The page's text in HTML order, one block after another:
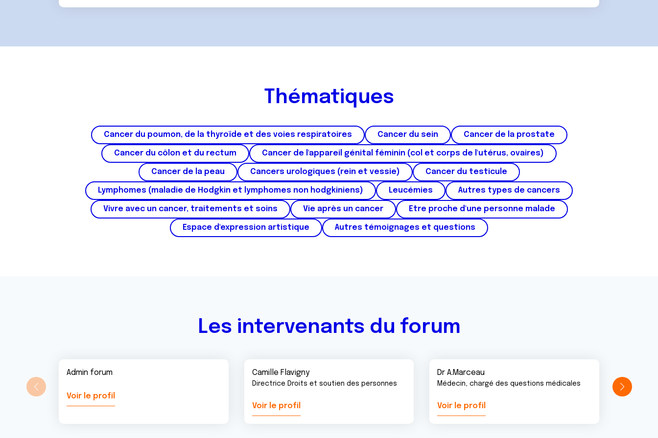
m
Thématiques
Cancer du poumon, de la thyroïde et des voies respiratoires Cancer du sein Cancer de la prostate
Cancer du côlon et du rectum Cancer de l'appareil génital féminin (col et corps de l'utérus, ovaires)
Cancer de la peau Cancers urologiques (rein et vessie) Cancer du testicule
Lymphomes (maladie de Hodgkin et lymphomes non hodgkiniens) Leucémies Autres types de cancers
Vivre avec un cancer, traitements et soins Vie après un cancer Etre proche d'une personne malade
Espace d'expression artistique Autres témoignages et questions
Les intervenants du forum
Admin forum
Voir le profil
Camille Flavigny
Directrice Droits et soutien des personnes
Voir le profil
Dr A.Marceau
Médecin, chargé des questions médicales
Voir le profil